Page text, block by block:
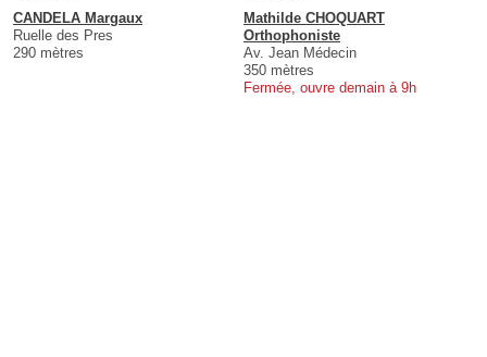
CANDELA Margaux
Ruelle des Pres
290 mètres
Mathilde CHOQUART
Orthophoniste
Av. Jean Médecin
350 mètres
Fermée, ouvre demain à 9h